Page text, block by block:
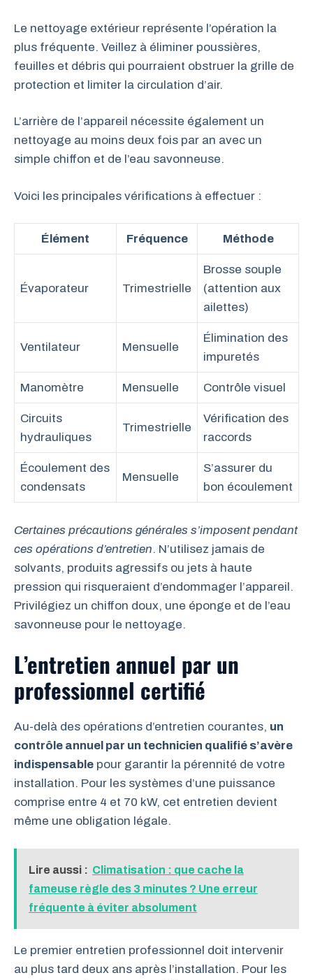
Le nettoyage extérieur représente l’opération la
plus fréquente. Veillez à éliminer poussières,
feuilles et débris qui pourraient obstruer la grille de
protection et limiter la circulation d’air.
L’arrière de l’appareil nécessite également un
nettoyage au moins deux fois par an avec un
simple chiffon et de l’eau savonneuse.
Voici les principales vérifications à effectuer :
Élément Fréquence Méthode
Évaporateur Trimestrielle
Brosse souple
(attention aux
ailettes)
Ventilateur Mensuelle
Élimination des
impuretés
Manomètre Mensuelle Contrôle visuel
Circuits
hydrauliques
Trimestrielle
Vérification des
raccords
Écoulement des
condensats
Mensuelle
S’assurer du
bon écoulement
Certaines précautions générales s’imposent pendant
ces opérations d’entretien. N’utilisez jamais de
solvants, produits agressifs ou jets à haute
pression qui risqueraient d’endommager l’appareil.
Privilégiez un chiffon doux, une éponge et de l’eau
savonneuse pour le nettoyage.
L’entretien annuel par un
professionnel certifié
Au-delà des opérations d’entretien courantes, un
contrôle annuel par un technicien qualifié s’avère
indispensable pour garantir la pérennité de votre
installation. Pour les systèmes d’une puissance
comprise entre 4 et 70 kW, cet entretien devient
même une obligation légale.
Lire aussi : Climatisation : que cache la
fameuse règle des 3 minutes ? Une erreur
fréquente à éviter absolument
Le premier entretien professionnel doit intervenir
au plus tard deux ans après l’installation. Pour les